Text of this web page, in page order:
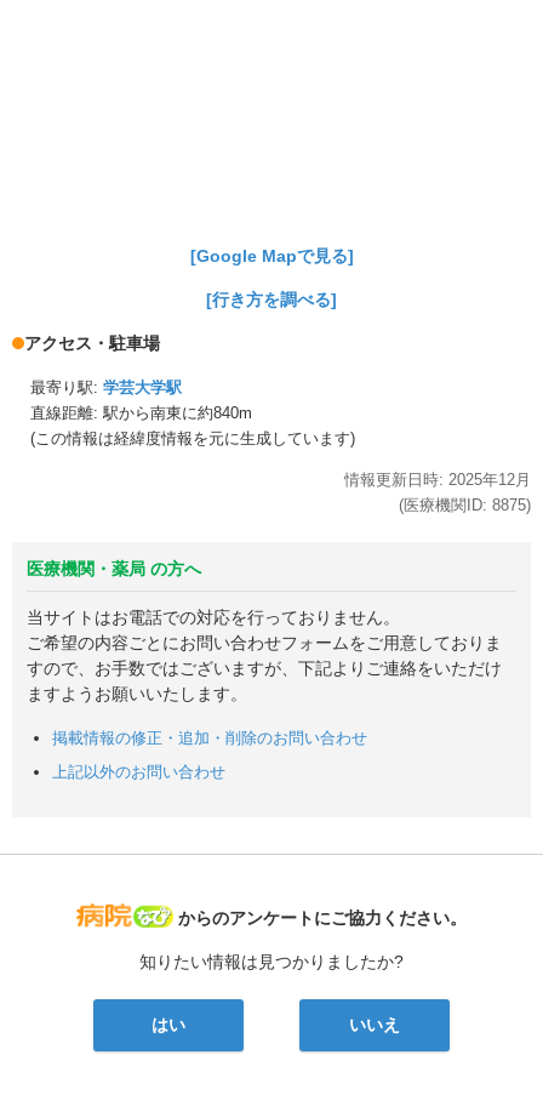
[Google Mapで見る]
[行き方を調べる]
アクセス・駐車場
最寄り駅: 学芸大学駅
直線距離: 駅から南東に約840m
(この情報は経緯度情報を元に生成しています)
情報更新日時: 2025年12月
(医療機関ID: 8875)
医療機関・薬局 の方へ
当サイトはお電話での対応を行っておりません。
ご希望の内容ごとにお問い合わせフォームをご用意しておりま
すので、お手数ではございますが、下記よりご連絡をいただけ
ますようお願いいたします。
掲載情報の修正・追加・削除のお問い合わせ
上記以外のお問い合わせ
病院なび
からのアンケートにご協力ください。
知りたい情報は見つかりましたか?
はい いいえ